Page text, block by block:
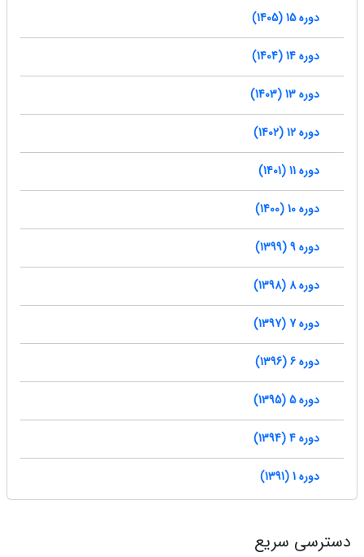
دوره 15 (1405)
دوره 14 (1404)
دوره 13 (1403)
دوره 12 (1402)
دوره 11 (1401)
دوره 10 (1400)
دوره 9 (1399)
دوره 8 (1398)
دوره 7 (1397)
دوره 6 (1396)
دوره 5 (1395)
دوره 4 (1394)
دوره 1 (1391)
دسترسی سریع